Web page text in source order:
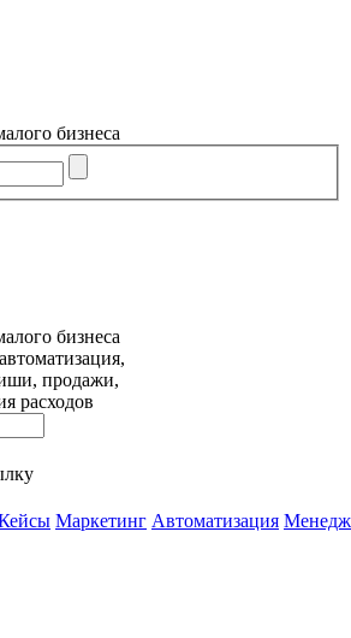
бизнеса
бизнеса
продажи,
расходов
Маркетинг Автоматизация